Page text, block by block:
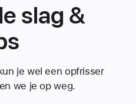
slag &
je wel een opfrisser
we je op weg.